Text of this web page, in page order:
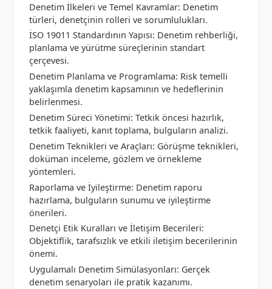
Denetim İlkeleri ve Temel Kavramlar: Denetim
türleri, denetçinin rolleri ve sorumlulukları.
İSO 19011 Standardının Yapısı: Denetim rehberliği,
planlama ve yürütme süreçlerinin standart
çerçevesi.
Denetim Planlama ve Programlama: Risk temelli
yaklaşımla denetim kapsamının ve hedeflerinin
belirlenmesi.
Denetim Süreci Yönetimi: Tetkik öncesi hazırlık,
tetkik faaliyeti, kanıt toplama, bulguların analizi.
Denetim Teknikleri ve Araçları: Görüşme teknikleri,
doküman inceleme, gözlem ve örnekleme
yöntemleri.
Raporlama ve İyileştirme: Denetim raporu
hazırlama, bulguların sunumu ve iyileştirme
önerileri.
Denetçi Etik Kuralları ve İletişim Becerileri:
Objektiflik, tarafsızlık ve etkili iletişim becerilerinin
önemi.
Uygulamalı Denetim Simülasyonları: Gerçek
denetim senaryoları ile pratik kazanımı.